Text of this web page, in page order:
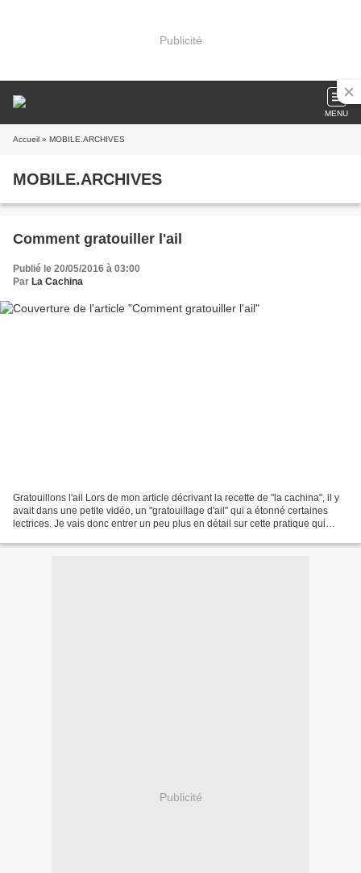
Publicité
MENU
Accueil » MOBILE.ARCHIVES
MOBILE.ARCHIVES
Comment gratouiller l'ail
Publié le 20/05/2016 à 03:00
Par La Cachina
Gratouillons l'ail Lors de mon article décrivant la recette de "la cachina", il y
avait dans une petite vidéo, un "gratouillage d'ail" qui a étonné certaines
lectrices. Je vais donc entrer un peu plus en détail sur cette pratique qui
Publicité